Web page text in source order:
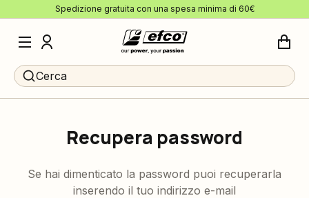
Spedizione gratuita con una spesa minima di 60€
Cerca
Recupera password
Se hai dimenticato la password puoi recuperarla
inserendo il tuo indirizzo e-mail